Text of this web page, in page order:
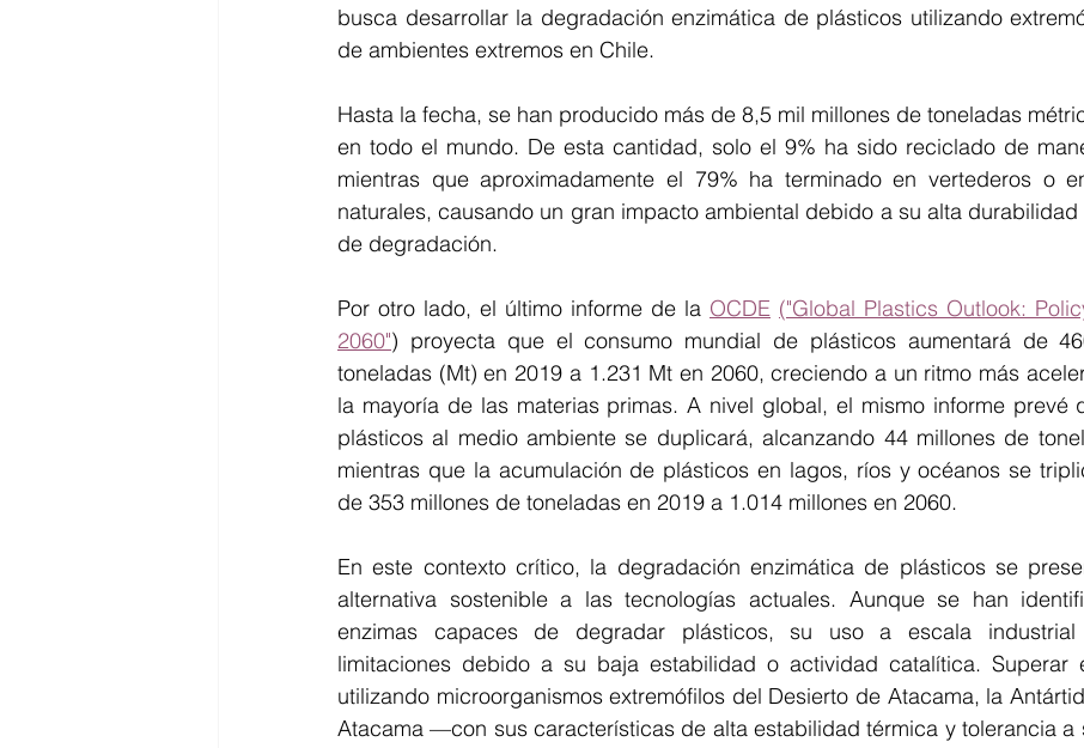
busca desarrollar la degradación enzimática de plásticos utilizando
de ambientes extremos en Chile.
Hasta la fecha, se han producido más de 8,5 mil millones de toneladas
en todo el mundo. De esta cantidad, solo el 9% ha sido reciclado de
mientras que aproximadamente el 79% ha terminado en vertederos o
naturales, causando un gran impacto ambiental debido a su alta
de degradación.
Por otro lado, el último informe de la OCDE ("Global Plastics Outlook:
2060") proyecta que el consumo mundial de plásticos aumentará de
toneladas (Mt) en 2019 a 1.231 Mt en 2060, creciendo a un ritmo más
la mayoría de las materias primas. A nivel global, el mismo informe prevé
plásticos al medio ambiente se duplicará, alcanzando 44 millones de
mientras que la acumulación de plásticos en lagos, ríos y océanos se
de 353 millones de toneladas en 2019 a 1.014 millones en 2060.
En este contexto crítico, la degradación enzimática de plásticos se
alternativa sostenible a las tecnologías actuales. Aunque se han
enzimas capaces de degradar plásticos, su uso a escala industrial
limitaciones debido a su baja estabilidad o actividad catalítica. Superar
utilizando microorganismos extremófilos del Desierto de Atacama, la
Atacama —con sus características de alta estabilidad térmica y tolerancia